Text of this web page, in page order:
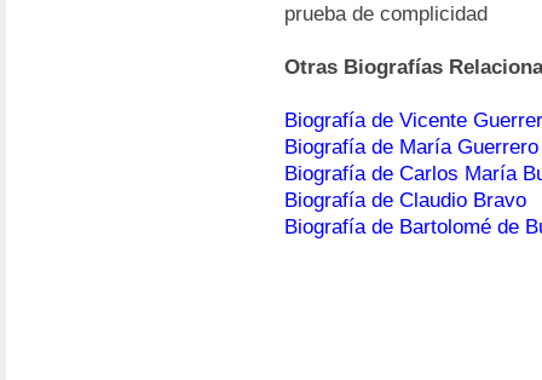
prueba de complicidad
Otras Biografías
Biografía de Vicente
Biografía de María Guerrero
Biografía de Carlos María
Biografía de Claudio Bravo
Biografía de Bartolomé de